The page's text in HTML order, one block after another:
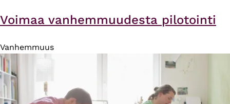
Voimaa vanhemmuudesta pilotointi
Vanhemmuus